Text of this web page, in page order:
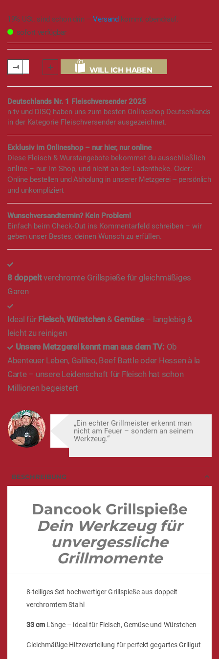
19% USt. sind schon drin – Versandkommt obendrauf.
sofort verfügbar
WILL ICH HABEN
Deutschlands Nr. 1 Fleischversender 2025
n-tv und DISQ haben uns zum besten Onlineshop Deutschlands
in der Kategorie Fleischversender ausgezeichnet.
Exklusiv im Onlineshop – nur hier, nur online
Diese Fleisch & Wurstangebote bekommst du ausschließlich
online – nur im Shop, und nicht an der Ladentheke. Oder:
Online bestellen und Abholung in unserer Metzgerei – persönlich
und unkompliziert
Wunschversandtermin? Kein Problem!
Einfach beim Check-Out ins Kommentarfeld schreiben – wir
geben unser Bestes, deinen Wunsch zu erfüllen.
8 doppeltverchromte Grillspieße für gleichmäßiges
Garen
Ideal für Fleisch,Würstchen & Gemüse – langlebig &
leicht zu reinigen
Unsere Metzgerei kennt man aus dem TV: Ob
Abenteuer Leben, Galileo, Beef Battle oder Hessen à la
Carte – unsere Leidenschaft für Fleisch hat schon
Millionen begeistert
„Ein echter Grillmeister erkennt man
nicht am Feuer – sondern an seinem
Werkzeug.“
BESCHREIBUNG
Dancook Grillspieße
Dein Werkzeug für
unvergessliche
Grillmomente
8-teiliges Set hochwertiger Grillspieße aus doppelt
verchromtem Stahl
33 cmLänge – ideal für Fleisch, Gemüse und Würstchen
Gleichmäßige Hitzeverteilung für perfekt gegartes Grillgut